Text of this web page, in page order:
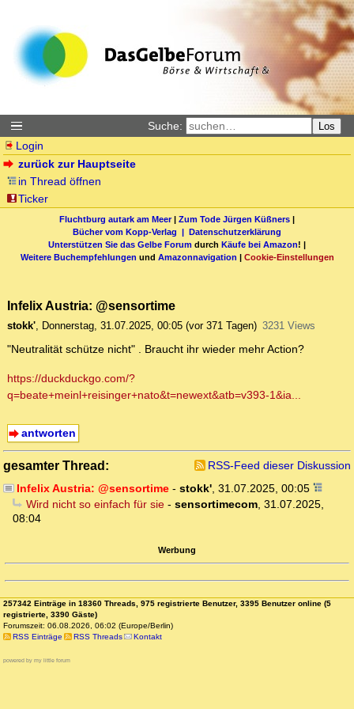
Suche: Los
Login
zurück zur Hauptseite
in Thread öffnen
Ticker
Fluchtburg autark am Meer| Zum Tode Jürgen Küßners |
Bücher vom Kopp-Verlag | Datenschutzerklärung
Unterstützen Sie das Gelbe Forum durch Käufe bei Amazon! |
Weitere Buchempfehlungen und Amazonnavigation | Cookie-Einstellungen
Infelix Austria: @sensortime
stokk', Donnerstag, 31.07.2025, 00:05 (vor 371 Tagen) 3231 Views
"Neutralität schütze nicht" . Braucht ihr wieder mehr Action?
https://duckduckgo.com/?
q=beate+meinl+reisinger+nato&t=newext&atb=v393-1&ia...
antworten
gesamter Thread:
RSS-Feed dieser Diskussion
Infelix Austria: @sensortime- stokk', 31.07.2025, 00:05
Wird nicht so einfach für sie- sensortimecom, 31.07.2025,
08:04
Werbung
257342 Einträge in 18360 Threads, 975 registrierte Benutzer, 3395 Benutzer online (5
registrierte, 3390 Gäste)
Forumszeit: 06.08.2026, 06:02 (Europe/Berlin)
RSS Einträge
RSS Threads Kontakt
powered by my little forum